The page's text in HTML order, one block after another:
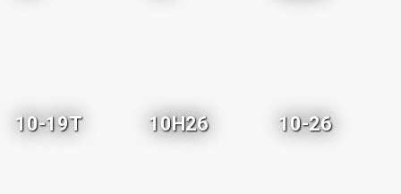
10-19T 10H26 10-26